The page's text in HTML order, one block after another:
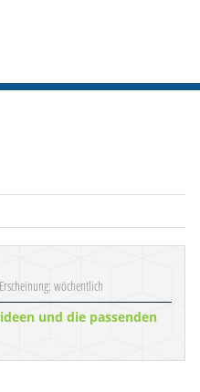
wöchentlich
und die passenden